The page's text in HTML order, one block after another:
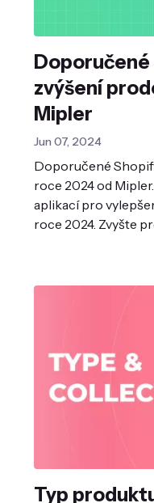
zvýšení
Mipler
Jun 07, 2024
Doporučené
roce 2024 od
aplikací pro
roce 2024. Zvyšte
Typ